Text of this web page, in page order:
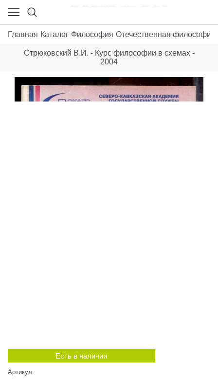
Главная Каталог Философия Отечественная
Стрюковский В.И. - Курс философии в схемах -
2004
Есть в наличии
Артикул: